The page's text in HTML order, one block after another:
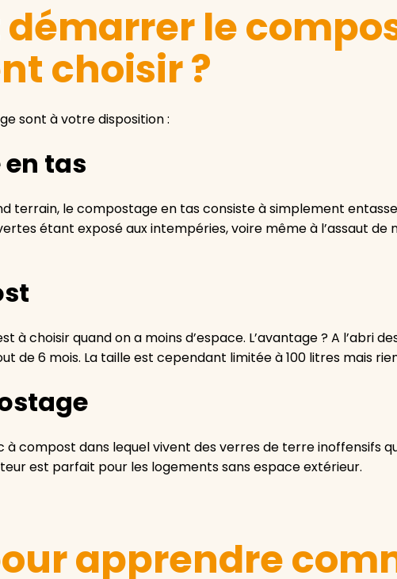
le
choisir ?
sont à votre disposition :
tas
terrain, le compostage en tas consiste à simplement
étant exposé aux intempéries, voire même à l’assaut
à choisir quand on a moins d’espace. L’avantage ? A l’abri
de 6 mois. La taille est cependant limitée à 100 litres mais
compost dans lequel vivent des verres de terre inoffensifs
est parfait pour les logements sans espace extérieur.
apprendre